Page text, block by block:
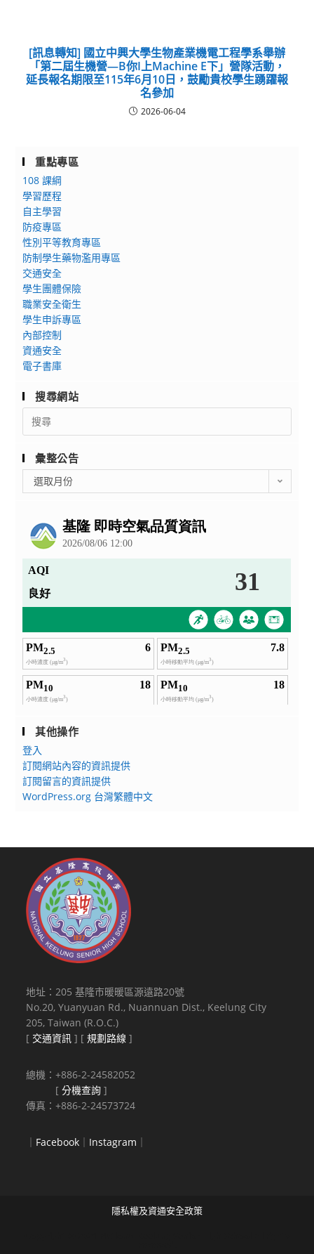
[訊息轉知] 國立中興大學生物產業機電工程學系舉辦
「第二屆生機營—B你I上Machine E下」營隊活動，
延長報名期限至115年6月10日，鼓勵貴校學生踴躍報
名參加
2026-06-04
重點專區
108 課綱
學習歷程
自主學習
防疫專區
性別平等教育專區
防制學生藥物濫用專區
交通安全
學生團體保險
職業安全衛生
學生申訴專區
內部控制
資通安全
電子書庫
搜尋網站
Search
for:
彙整公告
整
選取月份
其他操作
登入
訂閱網站內容的資訊提供
訂閱留言的資訊提供
WordPress.org 台灣繁體中文
地址：205 基隆市暖暖區源遠路20號
No.20, Yuanyuan Rd., Nuannuan Dist., Keelung City
205, Taiwan (R.O.C.)
[ 交通資訊 ] [規劃路線 ]
總機：+886-2-24582052
[分機查詢 ]
傳真：+886-2-24573724
｜ Facebook ｜ Instagram ｜
隱私權及資通安全政策